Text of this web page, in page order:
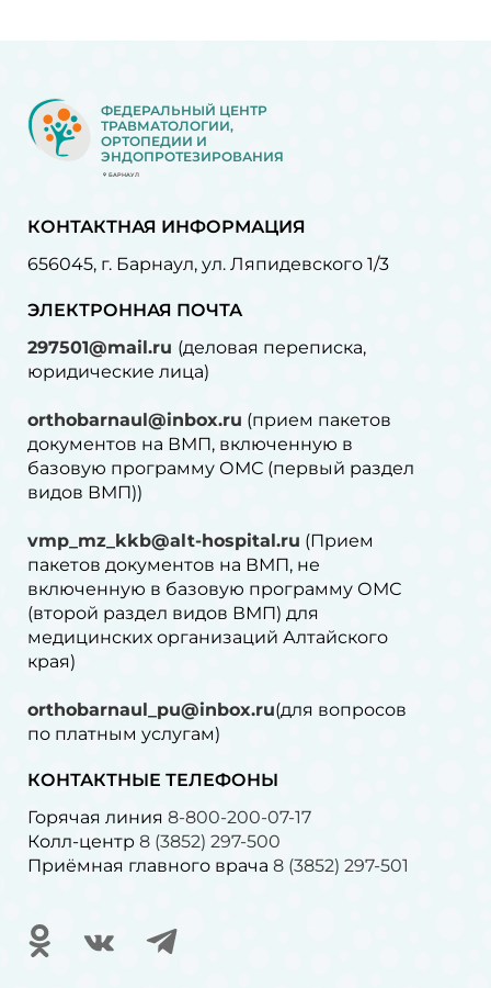
ФЕДЕРАЛЬНЫЙ ЦЕНТР
ТРАВМАТОЛОГИИ,
ОРТОПЕДИИ И
ЭНДОПРОТЕЗИРОВАНИЯ
БАРНАУЛ
КОНТАКТНАЯ ИНФОРМАЦИЯ
656045, г. Барнаул, ул. Ляпидевского 1/3
ЭЛЕКТРОННАЯ ПОЧТА
297501@mail.ru (деловая переписка,
юридические лица)
orthobarnaul@inbox.ru (прием пакетов
документов на ВМП, включенную в
базовую программу ОМС (первый раздел
видов ВМП))
vmp_mz_kkb@alt-hospital.ru (Прием
пакетов документов на ВМП, не
включенную в базовую программу ОМС
(второй раздел видов ВМП) для
медицинских организаций Алтайского
края)
orthobarnaul_pu@inbox.ru(для вопросов
по платным услугам)⁠
КОНТАКТНЫЕ ТЕЛЕФОНЫ
Горячая линия 8-800-200-07-17
Колл-центр 8 (3852) 297-500
Приёмная главного врача 8 (3852) 297-501